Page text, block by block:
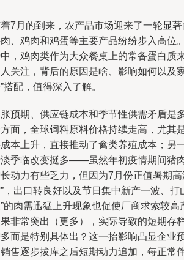
7月的到来，农产品市场迎来了一轮显
、鸡肉和鸡蛋等主要产品纷纷步入高位
，鸡肉类作为大众餐桌上的常备蛋白质
关注，背后的原因是啥、影响如何以及
搭配，值得深入了解。
预期、供应链成本和季节性供需矛盾是
面，全球饲料原料价格持续走高，尤其
本上升，直接推动了禽类养殖成本；另
季临改变挺多——虽然年初疫情期间猪
动力有些乏力，但因为7月份正值暑期
，出口转良好以及节日集中新产一波、打
的肉需迅猛上升现象也促使厂商求索较
非常突出（更多），实际导致的短期存
而是特别具体出？这一抬影响凸显企业
售逐步拔库之后短期动力追加，每正常